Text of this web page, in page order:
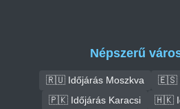
Népszerű
🇷🇺 Időjárás Moszkva
🇪🇸
🇵🇰 Időjárás Karacsi
🇭🇰